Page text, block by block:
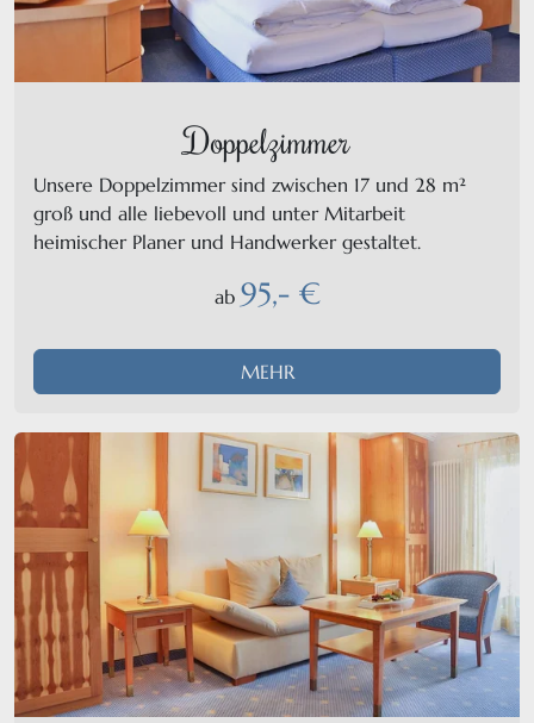
Doppelzimmer
Unsere Doppelzimmer sind zwischen 17 und 28 m²
groß und alle liebevoll und unter Mitarbeit
heimischer Planer und Handwerker gestaltet.
ab 95,- €
MEHR